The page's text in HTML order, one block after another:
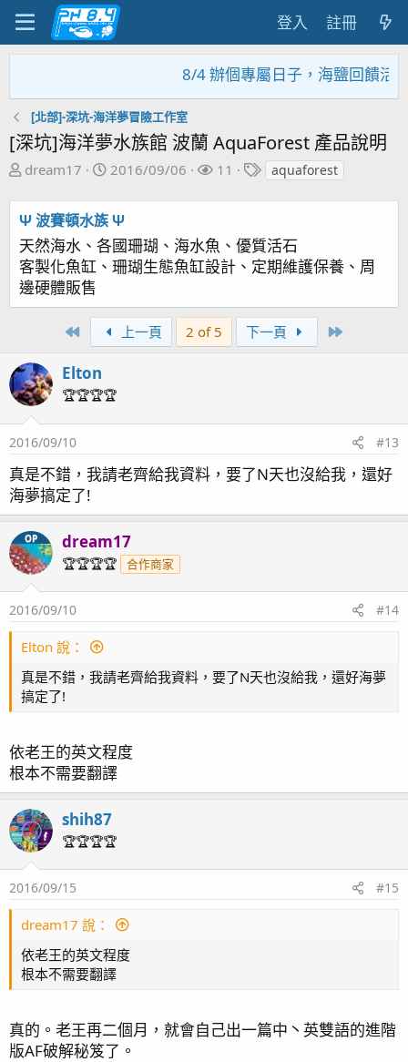
登入 註冊
8/4 辦個專屬日子，海鹽回饋活
[北部]-深坑-海洋夢冒險工作室
[深坑]海洋夢水族館 波蘭 AquaForest 產品說明
主
發
起
人
dream17
開
日
期
2016/09/06
關
者
11
標
aquaforest
Ψ 波賽頓水族 Ψ
天然海水、各國珊瑚、海水魚、優質活石
客製化魚缸、珊瑚生態魚缸設計、定期維護保養、周
邊硬體販售
First 上一頁 2 of 5 下一頁
Elton
🏆🏆🏆🏆
2016/09/10 #13
真是不錯，我請老齊給我資料，要了N天也沒給我，還好
海夢搞定了!
OP dream17
🏆🏆🏆🏆 合作商家
2016/09/10 #14
Elton 說：
真是不錯，我請老齊給我資料，要了N天也沒給我，還好海夢
搞定了!
依老王的英文程度
根本不需要翻譯
shih87
🏆🏆🏆🏆
2016/09/15 #15
dream17 說：
依老王的英文程度
根本不需要翻譯
真的。老王再二個月，就會自己出一篇中丶英雙語的進階
版AF破解秘笈了。